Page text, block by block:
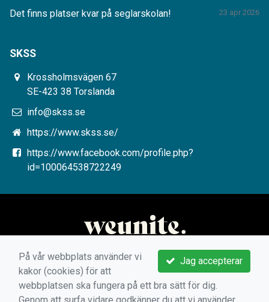
Det finns platser kvar på seglarskolan! 23 apr 2026
SKSS
Krossholmsvägen 67
SE-423 38 Torslanda
info@skss.se
https://www.skss.se/
https://www.facebook.com/profile.php?
id=100064538722249
Jag accepterar
På vår webbplats använder vi
kakor (cookies) för att
webbplatsen ska fungera på ett bra sätt för dig.